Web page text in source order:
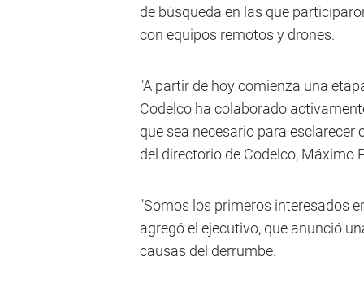
de búsqueda en las que
con equipos remotos y drones.
"A partir de hoy comienza una
Codelco ha colaborado
que sea necesario para esclarecer
del directorio de Codelco, Máximo
"Somos los primeros interesados
agregó el ejecutivo, que anunció
causas del derrumbe.